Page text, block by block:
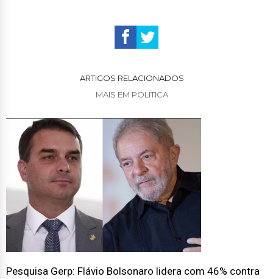
ARTIGOS RELACIONADOS
MAIS EM POLÍTICA
Pesquisa Gerp: Flávio Bolsonaro lidera com 46% contra